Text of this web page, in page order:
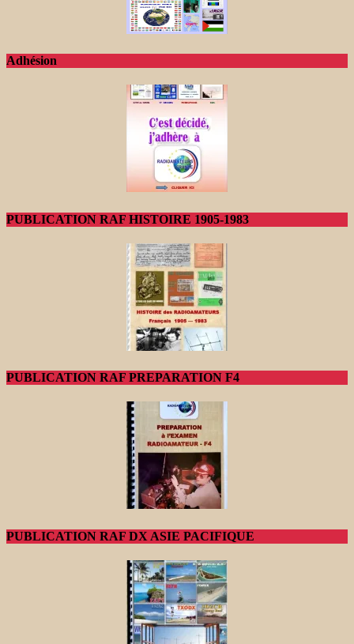
Adhésion
PUBLICATION RAF HISTOIRE 1905-1983
PUBLICATION RAF PREPARATION F4
PUBLICATION RAF DX ASIE PACIFIQUE